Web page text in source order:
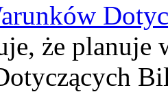
że planuje